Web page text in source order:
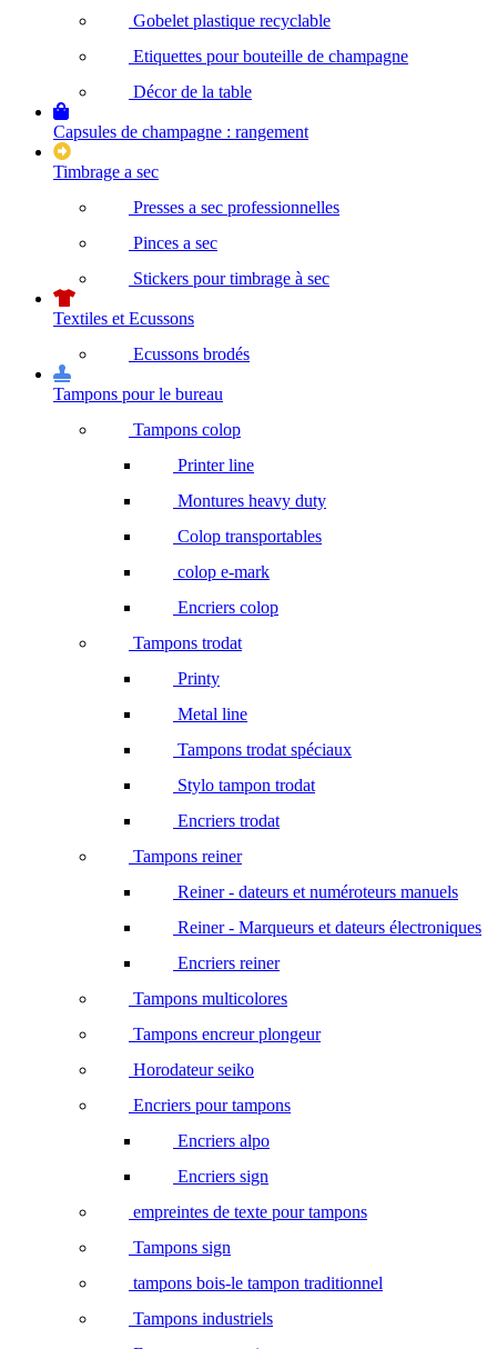
Gobelet plastique recyclable
Etiquettes pour bouteille de champagne
Décor de la table
Capsules de champagne : rangement
Timbrage a sec
Presses a sec professionnelles
Pinces a sec
Stickers pour timbrage à sec
Textiles et Ecussons
Ecussons brodés
Tampons pour le bureau
Tampons colop
Printer line
Montures heavy duty
Colop transportables
colop e-mark
Encriers colop
Tampons trodat
Printy
Metal line
Tampons trodat spéciaux
Stylo tampon trodat
Encriers trodat
Tampons reiner
Reiner - dateurs et numéroteurs manuels
Reiner - Marqueurs et dateurs électroniques
Encriers reiner
Tampons multicolores
Tampons encreur plongeur
Horodateur seiko
Encriers pour tampons
Encriers alpo
Encriers sign
empreintes de texte pour tampons
Tampons sign
tampons bois-le tampon traditionnel
Tampons industriels